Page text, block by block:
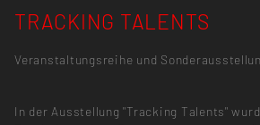
TRACKING TALENTS
Veranstaltungsreihe und
In der Ausstellung "Tracking Talents"